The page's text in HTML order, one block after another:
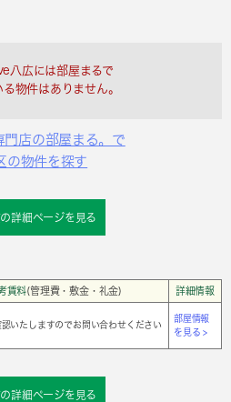
八広には部屋まるで
物件はありません。
門店の部屋まる。で
の物件を探す
詳細ページを見る
賃料(管理費・敷金・礼金) 詳細情報
いたしますのでお問い合わせください
部屋情報
を見る >
詳細ページを見る